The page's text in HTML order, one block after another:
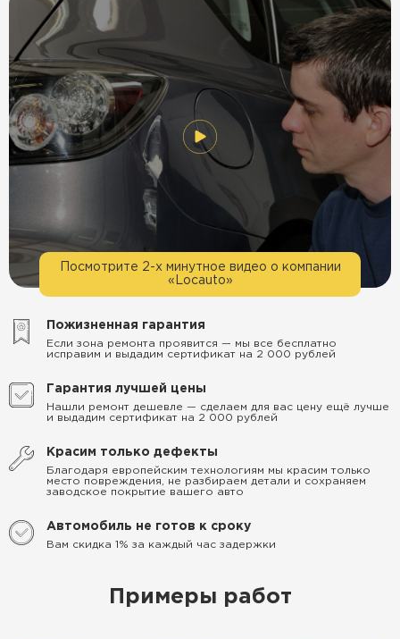
Посмотрите 2-х минутное видео о компании
«Locauto»
Пожизненная гарантия
Если зона ремонта проявится — мы все бесплатно
исправим и выдадим сертификат на 2 000 рублей
Гарантия лучшей цены
Нашли ремонт дешевле — сделаем для вас цену ещё лучше
и выдадим сертификат на 2 000 рублей
Красим только дефекты
Благодаря европейским технологиям мы красим только
место повреждения, не разбираем детали и сохраняем
заводское покрытие вашего авто
Автомобиль не готов к сроку
Вам скидка 1% за каждый час задержки
Примеры работ